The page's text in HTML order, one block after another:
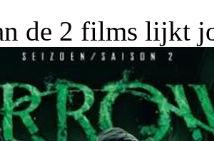
de 2 films lijkt